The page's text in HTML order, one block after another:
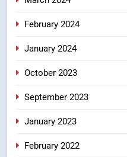
February 2024
January 2024
October 2023
September 2023
January 2023
February 2022